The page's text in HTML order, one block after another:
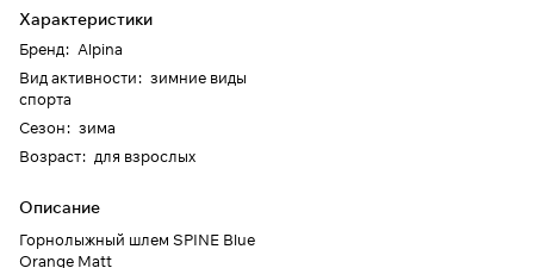
Характеристики
Бренд: Alpina
Вид активности: зимние виды
спорта
Сезон: зима
Возраст: для взрослых
Описание
Горнолыжный шлем SPINE Blue
Orange Matt